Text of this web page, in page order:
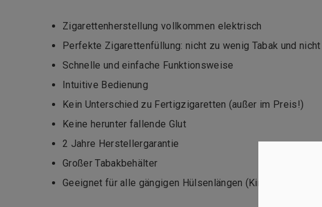
Zigarettenherstellung vollkommen elektrisch
Perfekte Zigarettenfüllung: nicht zu wenig Tabak und
Schnelle und einfache Funktionsweise
Intuitive Bedienung
Kein Unterschied zu Fertigzigaretten (außer im Preis!)
Keine herunter fallende Glut
2 Jahre Herstellergarantie
Großer Tabakbehälter
Geeignet für alle gängigen Hülsenlängen (King Size,